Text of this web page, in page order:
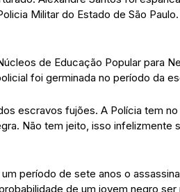
Militar do Estado de São
de Educação Popular para
foi germinada no período da
escravos fujões. A Polícia tem no
Não tem jeito, isso infelizmente
período de sete anos o
de um jovem negro